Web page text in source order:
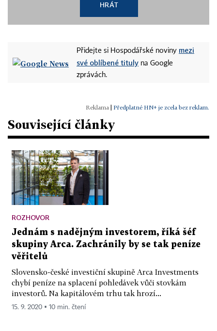
HRÁT
Přidejte si Hospodářské noviny mezi
své oblíbené tituly na Google
zprávách.
Předplatné HN+ je zcela bez reklam.
Související články
ROZHOVOR
Jednám s nadějným investorem, říká šéf
skupiny Arca. Zachránily by se tak peníze
věřitelů
Slovensko-české investiční skupině Arca Investments
chybí peníze na splacení pohledávek vůči stovkám
investorů. Na kapitálovém trhu tak hrozí...
15. 9. 2020 ▪ 10 min. čtení